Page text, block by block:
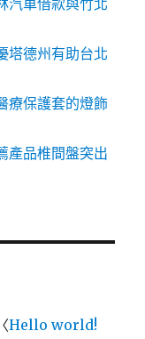
汽車借款與竹北
塔德州有助台北
療保護套的燈飾
產品椎間盤突出
Hello world!